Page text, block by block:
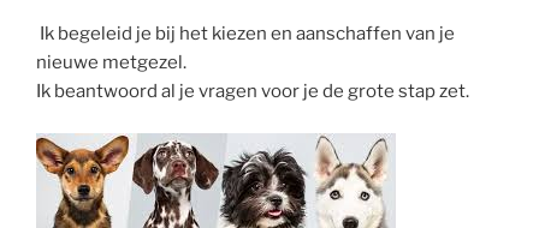
Ik begeleid je bij het kiezen en aanschaffen van je
nieuwe metgezel.
Ik beantwoord al je vragen voor je de grote stap zet.